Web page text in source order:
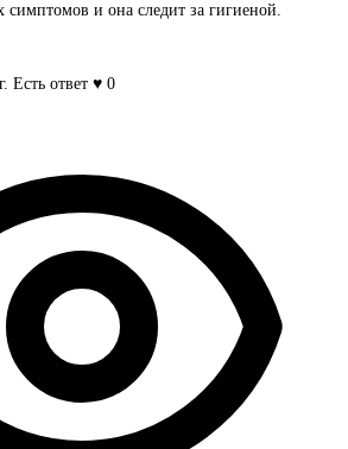
симптомов и она следит за гигиеной.
Есть ответ ♥ 0